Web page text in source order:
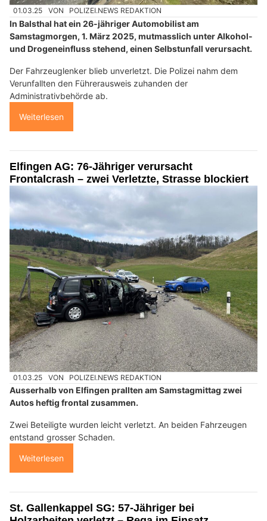
01.03.25 VON POLIZEI.NEWS REDAKTION
In Balsthal hat ein 26-jähriger Automobilist am
Samstagmorgen, 1. März 2025, mutmasslich unter Alkohol-
und Drogeneinfluss stehend, einen Selbstunfall verursacht.
Der Fahrzeuglenker blieb unverletzt. Die Polizei nahm dem
Verunfallten den Führerausweis zuhanden der
Administrativbehörde ab.
Weiterlesen
Elfingen AG: 76-Jähriger verursacht
Frontalcrash – zwei Verletzte, Strasse blockiert
01.03.25 VON POLIZEI.NEWS REDAKTION
Ausserhalb von Elfingen prallten am Samstagmittag zwei
Autos heftig frontal zusammen.
Zwei Beteiligte wurden leicht verletzt. An beiden Fahrzeugen
entstand grosser Schaden.
Weiterlesen
St. Gallenkappel SG: 57-Jähriger bei